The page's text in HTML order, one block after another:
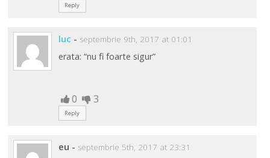
Reply
luc - septembrie 9th, 2017 at 01:01
erata: “nu fi foarte sigur”
0 3
Reply
eu - septembrie 5th, 2017 at 23:31